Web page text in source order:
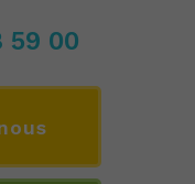
59 00